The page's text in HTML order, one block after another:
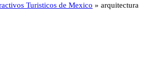
Turisticos de Mexico » arquitectura